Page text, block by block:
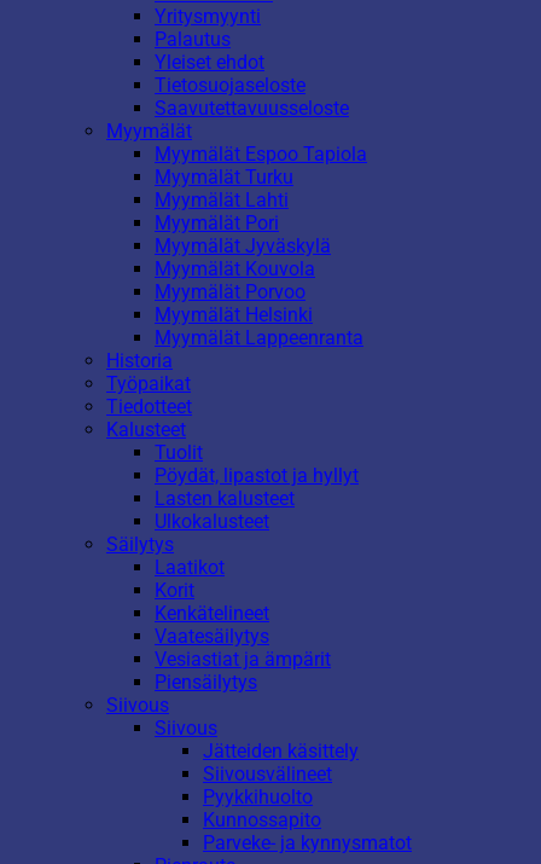
Yritysmyynti
Palautus
Yleiset ehdot
Tietosuojaseloste
Saavutettavuusseloste
Myymälät
Myymälät Espoo Tapiola
Myymälät Turku
Myymälät Lahti
Myymälät Pori
Myymälät Jyväskylä
Myymälät Kouvola
Myymälät Porvoo
Myymälät Helsinki
Myymälät Lappeenranta
Historia
Työpaikat
Tiedotteet
Kalusteet
Tuolit
Pöydät, lipastot ja hyllyt
Lasten kalusteet
Ulkokalusteet
Säilytys
Laatikot
Korit
Kenkätelineet
Vaatesäilytys
Vesiastiat ja ämpärit
Piensäilytys
Siivous
Siivous
Jätteiden käsittely
Siivousvälineet
Pyykkihuolto
Kunnossapito
Parveke- ja kynnysmatot